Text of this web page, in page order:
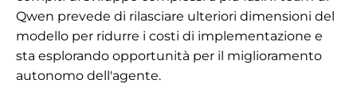
Qwen prevede di rilasciare ulteriori dimensioni del
modello per ridurre i costi di implementazione e
sta esplorando opportunità per il miglioramento
autonomo dell'agente.